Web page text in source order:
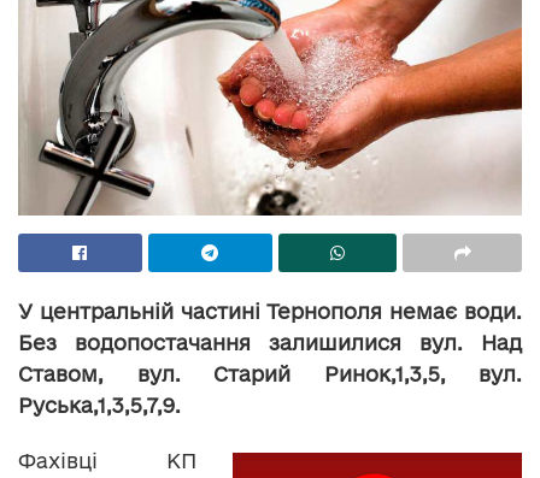
У центральній частині Тернополя немає води.
Без водопостачання залишилися вул. Над
Ставом, вул. Старий Ринок,1,3,5, вул.
Руська,1,3,5,7,9.
Фахівці КП